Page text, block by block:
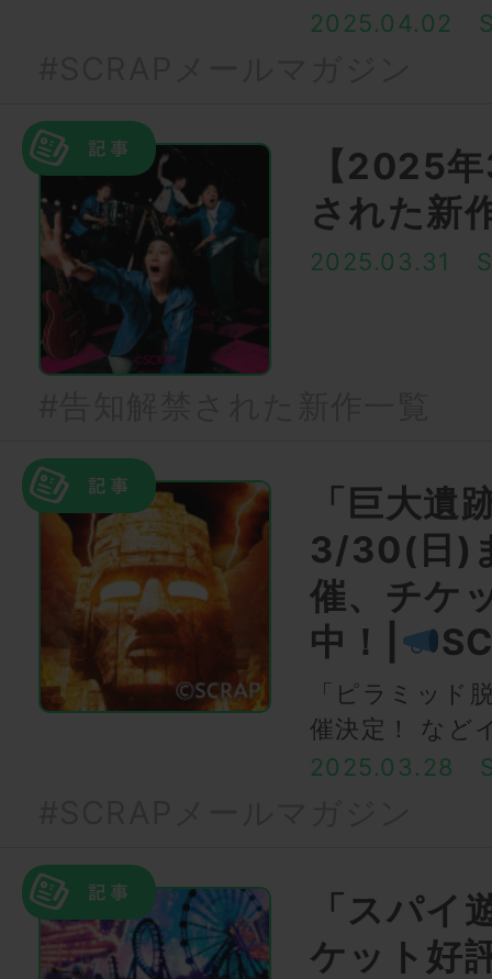
2025.04.02
【2025
された新
2025.03.31
「巨大遺
3/30(日)
催、チケ
中！|
「ピラミッド
催決定！ など
2025.03.28
「スパイ
ケット好